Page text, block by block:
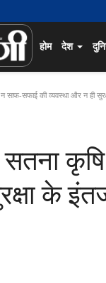
होम देश
साफ-सफाई की व्यवस्था और न ही
के